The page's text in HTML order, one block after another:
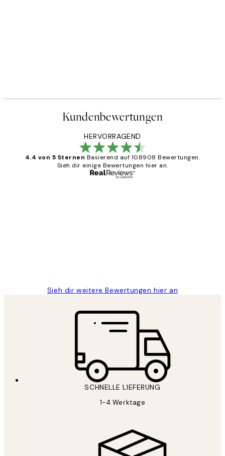
Kundenbewertungen
HERVORRAGEND
4.4 von 5 Sternen Basierend auf 108908 Bewertungen.
Sieh dir einige Bewertungen hier an.
Sieh dir weitere Bewertungen hier an
SCHNELLE LIEFERUNG
1-4 Werktage